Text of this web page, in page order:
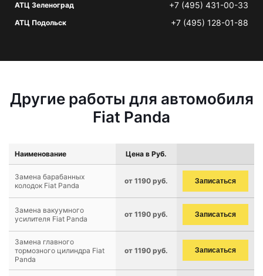
АТЦ Зеленоград +7 (495) 431-00-33
АТЦ Подольск +7 (495) 128-01-88
Другие работы для автомобиля
Fiat Panda
Наименование Цена в Руб.
Замена барабанных
колодок Fiat Panda
от 1190 руб. Записаться
Замена вакуумного
усилителя Fiat Panda
от 1190 руб. Записаться
Замена главного
тормозного цилиндра Fiat
Panda
от 1190 руб. Записаться